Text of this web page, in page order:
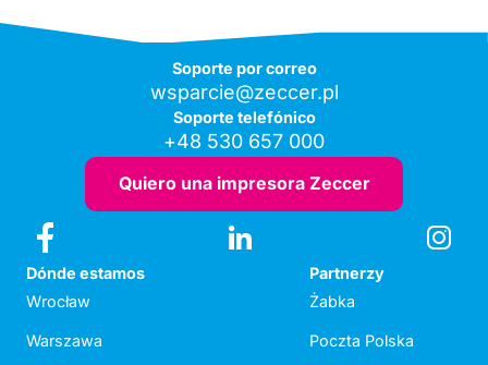
Soporte por correo
wsparcie@zeccer.pl
Soporte telefónico
+48 530 657 000
Quiero una impresora Zeccer
Dónde estamos
Wrocław
Warszawa
Partnerzy
Żabka
Poczta Polska